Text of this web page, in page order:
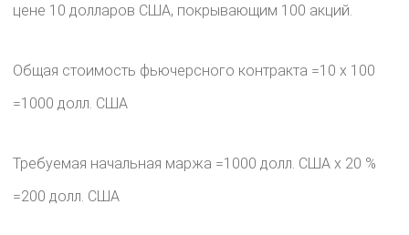
цене 10 долларов США, покрывающим 100 акций.
Общая стоимость фьючерсного контракта =10 x 100
=1000 долл. США
Требуемая начальная маржа =1000 долл. США x 20 %
=200 долл. США